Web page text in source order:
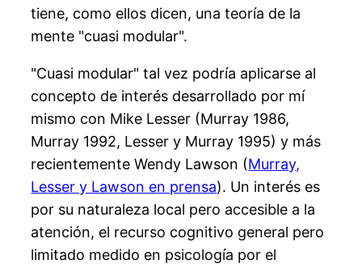
tiene, como ellos dicen, una teoría de la
mente "cuasi modular".
"Cuasi modular" tal vez podría aplicarse al
concepto de interés desarrollado por mí
mismo con Mike Lesser (Murray 1986,
Murray 1992, Lesser y Murray 1995) y más
recientemente Wendy Lawson (Murray,
Lesser y Lawson en prensa). Un interés es
por su naturaleza local pero accesible a la
atención, el recurso cognitivo general pero
limitado medido en psicología por el